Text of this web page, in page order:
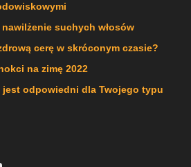
suchych włosów
cerę w skróconym czasie?
na zimę 2022
jest odpowiedni dla Twojego typu